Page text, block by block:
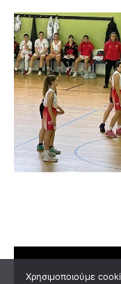
Χρησιμοποιούμε